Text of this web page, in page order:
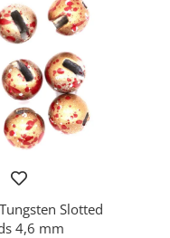
Slotted
4,6 mm